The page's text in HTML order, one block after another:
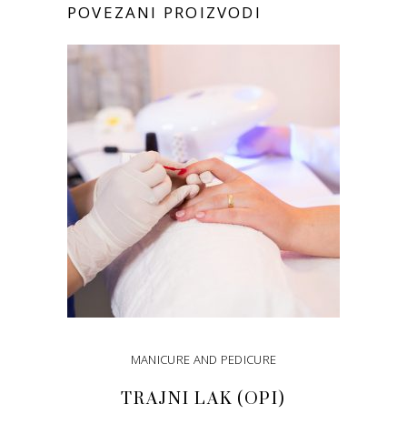
POVEZANI PROIZVODI
MANICURE AND PEDICURE
TRAJNI LAK (OPI)